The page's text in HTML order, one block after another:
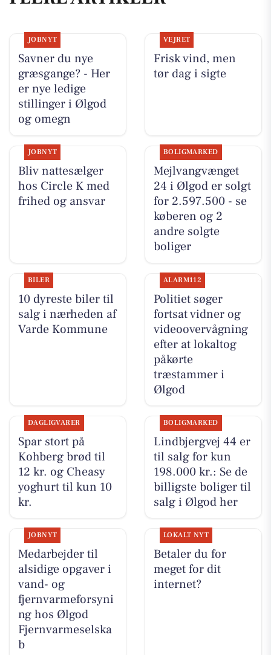
JOBNYT
Savner du nye
græsgange? - Her
er nye ledige
stillinger i Ølgod
og omegn
VEJRET
Frisk vind, men
tør dag i sigte
JOBNYT
Bliv nattesælger
hos Circle K med
frihed og ansvar
BOLIGMARKED
Mejlvangvænget
24 i Ølgod er solgt
for 2.597.500 - se
køberen og 2
andre solgte
boliger
BILER
10 dyreste biler til
salg i nærheden af
Varde Kommune
ALARM112
Politiet søger
fortsat vidner og
videoovervågning
efter at lokaltog
påkørte
træstammer i
Ølgod
DAGLIGVARER
Spar stort på
Kohberg brød til
12 kr. og Cheasy
yoghurt til kun 10
kr.
BOLIGMARKED
Lindbjergvej 44 er
til salg for kun
198.000 kr.: Se de
billigste boliger til
salg i Ølgod her
JOBNYT
Medarbejder til
alsidige opgaver i
vand- og
fjernvarmeforsyni
ng hos Ølgod
Fjernvarmeselska
b
LOKALT NYT
Betaler du for
meget for dit
internet?